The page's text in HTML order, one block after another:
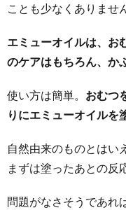
ことも少なくありませ
エミューオイルは、お
のケアはもちろん、か
使い方は簡単。 おむつ
りにエミューオイルを
自然由来のものとはい
まずは塗ったあとの反
問題がなさそうであれ